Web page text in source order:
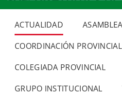
ACTUALIDAD
ASAMBLEA
COORDINACIÓN PROVINCIAL
COLEGIADA PROVINCIAL
GRUPO INSTITUCIONAL